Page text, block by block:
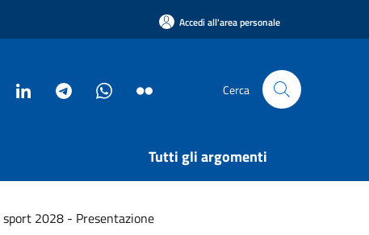
Accedi all'area personale
Cerca
Tutti gli argomenti
2028 - Presentazione